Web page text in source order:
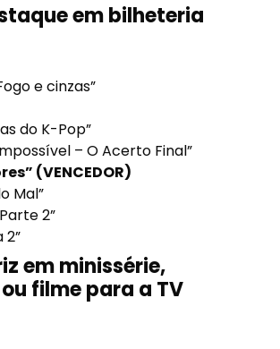
em bilheteria
e cinzas”
do K-Pop”
– O Acerto Final”
(VENCEDOR)
Mal”
2”
2”
em minissérie,
filme para a TV